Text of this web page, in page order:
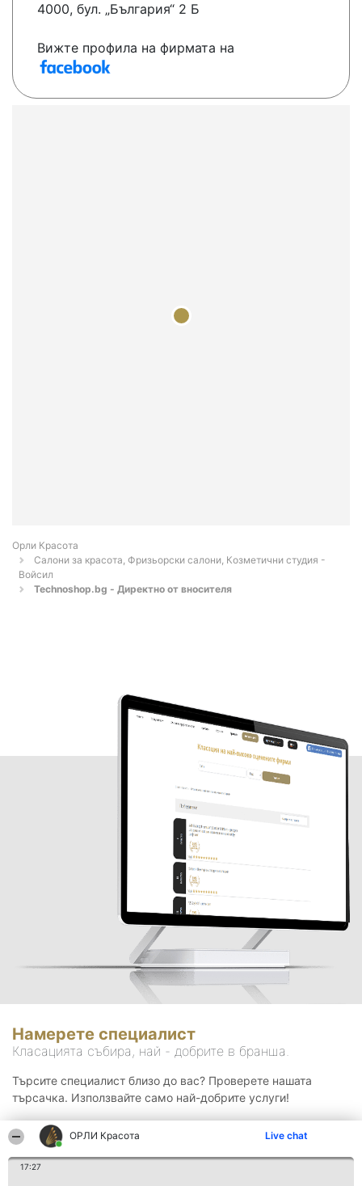
ОРЛИ Красота Live chat
17:27
4000, бул. „България“ 2 Б
Вижте профила на фирмата на
Орли Красота
Салони за красота, Фризьорски салони, Козметични студия -
Войсил
Technoshop.bg - Директно от вносителя
Намерете специалист
Класацията събира, най - добрите в бранша.
Търсите специалист близо до вас? Проверете нашата
търсачка. Използвайте само най-добрите услуги!